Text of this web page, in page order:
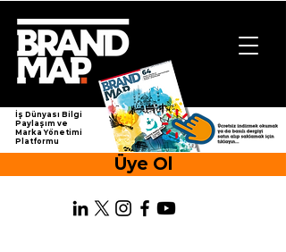
İş Dünyası Bilgi
Paylaşım ve
Marka Yönetimi
Platformu
Üye Ol